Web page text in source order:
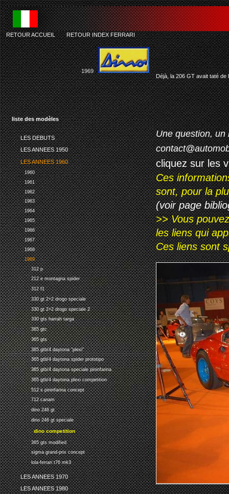
liste des modèles
LES DEBUTS
LES ANNEES 1950
LES ANNEES 1960
1960
1961
1962
1963
1964
1965
1966
1967
1968
1969
312 p
212 e montagna spider
312 f1
330 gt 2+2 drogo speciale
330 gt 2+2 drogo speciale 2
330 gts harrah targa
365 gtc
365 gts
365 gtb/4 daytona "plexi"
365 gtb/4 daytona spider prototipo
365 gtb/4 daytona speciale pininfarina
365 gtb/4 daytona plexi competition
512 s pininfarina concept
712 canam
dino 246 gt
dino 246 gt speciale
dino competition
365 gts modified
sigma grand-prix concept
lola-ferrari t76 mk3
LES ANNEES 1970
LES ANNEES 1980
RETOUR ACCUEIL-RETOUR INDEX FERRARI
1969
Déjà, la 206 GT avait taté de
Une question, un
cliquez sur les
Ces
sont, pour la
(voir page
>> Vous
les liens qui
Ces liens sont